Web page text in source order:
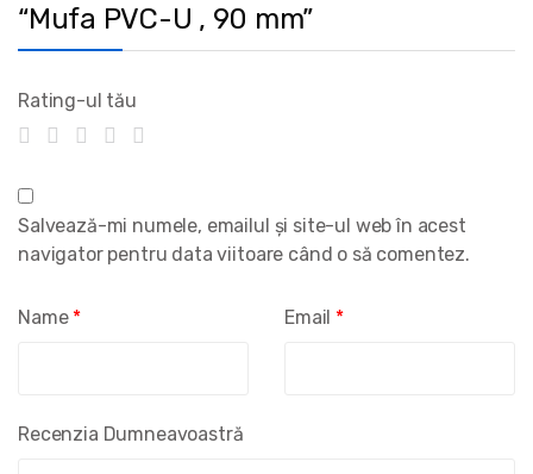
“Mufa PVC-U , 90 mm”
Rating-ul tău
Recenzia Dumneavoastră
Name * Email *
Salvează-mi numele, emailul și site-ul web în acest
navigator pentru data viitoare când o să comentez.